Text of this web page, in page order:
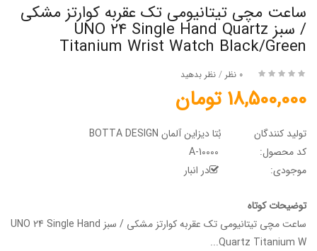
ساعت مچی تیتانیومی تک عقربه کوارتز مشکی
/ سبز UNO 24 Single Hand Quartz
Titanium Wrist Watch Black/Green
0 نظر / نظر بدهید
18,500,000 تومان
تولید کنندگان
بُتا دیزاین آلمان BOTTA DESIGN
کد محصول:
موجودی:
در انبار
توضیحات کوتاه
ساعت مچی تیتانیومی تک عقربه کوارتز مشکی / سبز UNO 24 Single Hand
Quartz Titanium W...